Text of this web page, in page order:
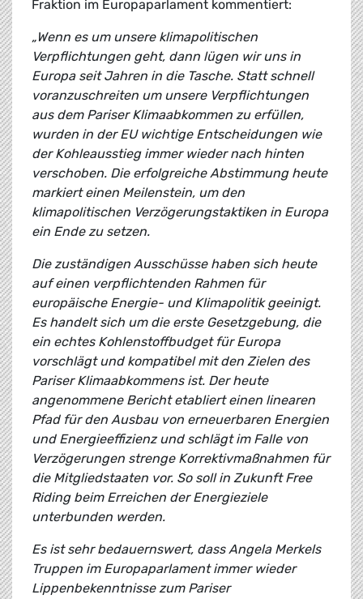
Fraktion im Europaparlament kommentiert:
„Wenn es um unsere klimapolitischen
Verpflichtungen geht, dann lügen wir uns in
Europa seit Jahren in die Tasche. Statt schnell
voranzuschreiten um unsere Verpflichtungen
aus dem Pariser Klimaabkommen zu erfüllen,
wurden in der EU wichtige Entscheidungen wie
der Kohleausstieg immer wieder nach hinten
verschoben. Die erfolgreiche Abstimmung heute
markiert einen Meilenstein, um den
klimapolitischen Verzögerungstaktiken in Europa
ein Ende zu setzen.
Die zuständigen Ausschüsse haben sich heute
auf einen verpflichtenden Rahmen für
europäische Energie- und Klimapolitik geeinigt.
Es handelt sich um die erste Gesetzgebung, die
ein echtes Kohlenstoffbudget für Europa
vorschlägt und kompatibel mit den Zielen des
Pariser Klimaabkommens ist. Der heute
angenommene Bericht etabliert einen linearen
Pfad für den Ausbau von erneuerbaren Energien
und Energieeffizienz und schlägt im Falle von
Verzögerungen strenge Korrektivmaßnahmen für
die Mitgliedstaaten vor. So soll in Zukunft Free
Riding beim Erreichen der Energieziele
unterbunden werden.
Es ist sehr bedauernswert, dass Angela Merkels
Truppen im Europaparlament immer wieder
Lippenbekenntnisse zum Pariser